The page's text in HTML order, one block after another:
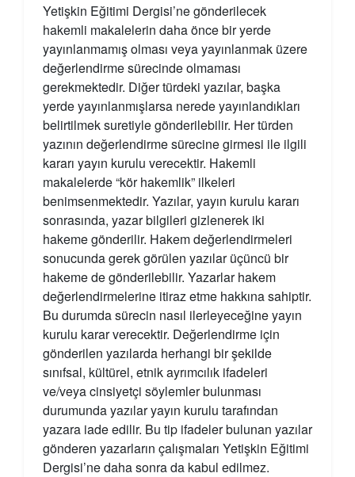
Yetişkin Eğitimi Dergisi’ne gönderilecek
hakemli makalelerin daha önce bir yerde
yayınlanmamış olması veya yayınlanmak üzere
değerlendirme sürecinde olmaması
gerekmektedir. Diğer türdeki yazılar, başka
yerde yayınlanmışlarsa nerede yayınlandıkları
belirtilmek suretiyle gönderilebilir. Her türden
yazının değerlendirme sürecine girmesi ile ilgili
kararı yayın kurulu verecektir. Hakemli
makalelerde “kör hakemlik” ilkeleri
benimsenmektedir. Yazılar, yayın kurulu kararı
sonrasında, yazar bilgileri gizlenerek iki
hakeme gönderilir. Hakem değerlendirmeleri
sonucunda gerek görülen yazılar üçüncü bir
hakeme de gönderilebilir. Yazarlar hakem
değerlendirmelerine itiraz etme hakkına sahiptir.
Bu durumda sürecin nasıl ilerleyeceğine yayın
kurulu karar verecektir. Değerlendirme için
gönderilen yazılarda herhangi bir şekilde
sınıfsal, kültürel, etnik ayrımcılık ifadeleri
ve/veya cinsiyetçi söylemler bulunması
durumunda yazılar yayın kurulu tarafından
yazara iade edilir. Bu tip ifadeler bulunan yazılar
gönderen yazarların çalışmaları Yetişkin Eğitimi
Dergisi’ne daha sonra da kabul edilmez.